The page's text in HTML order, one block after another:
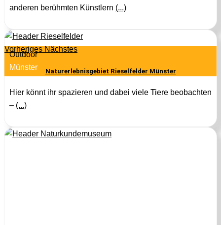
anderen berühmten Künstlern (...)
Vorheriges Nächstes
Outdoor
Münster
Naturerlebnisgebiet Rieselfelder Münster
Hier könnt ihr spazieren und dabei viele Tiere beobachten
– (...)